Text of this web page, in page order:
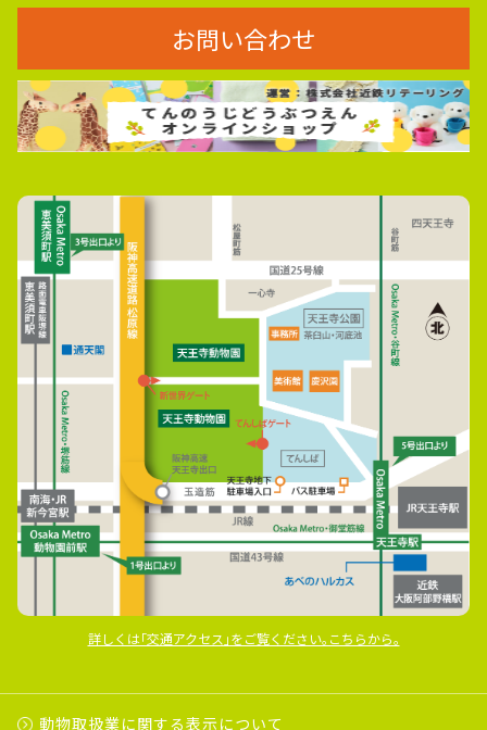
お問い合わせ
詳しくは｢交通アクセス｣をご覧ください｡こちらから｡
動物取扱業に関する表示について